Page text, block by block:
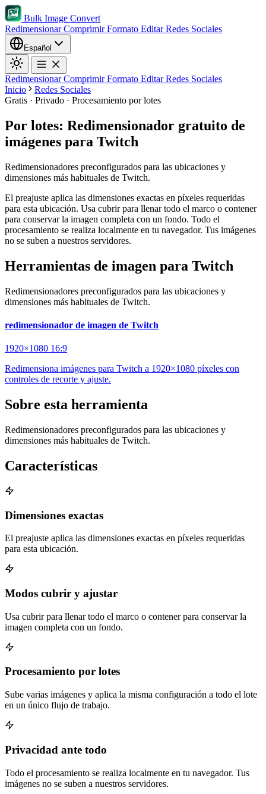
Bulk Image Convert
RedimensionarComprimirFormato EditarRedes Sociales
Español
RedimensionarComprimirFormato EditarRedes Sociales
Inicio
Redes Sociales
Gratis · Privado · Procesamiento por lotes
Por lotes: Redimensionador gratuito de
imágenes para Twitch
Redimensionadores preconfigurados para las ubicaciones y
dimensiones más habituales de Twitch.
El preajuste aplica las dimensiones exactas en píxeles requeridas
para esta ubicación. Usa cubrir para llenar todo el marco o contener
para conservar la imagen completa con un fondo. Todo el
procesamiento se realiza localmente en tu navegador. Tus imágenes
no se suben a nuestros servidores.
Herramientas de imagen para Twitch
Redimensionadores preconfigurados para las ubicaciones y
dimensiones más habituales de Twitch.
redimensionador de imagen de Twitch
1920×1080 16:9
Redimensiona imágenes para Twitch a 1920×1080 píxeles con
controles de recorte y ajuste.
Sobre esta herramienta
Redimensionadores preconfigurados para las ubicaciones y
dimensiones más habituales de Twitch.
Características
Dimensiones exactas
El preajuste aplica las dimensiones exactas en píxeles requeridas
para esta ubicación.
Modos cubrir y ajustar
Usa cubrir para llenar todo el marco o contener para conservar la
imagen completa con un fondo.
Procesamiento por lotes
Sube varias imágenes y aplica la misma configuración a todo el lote
en un único flujo de trabajo.
Privacidad ante todo
Todo el procesamiento se realiza localmente en tu navegador. Tus
imágenes no se suben a nuestros servidores.